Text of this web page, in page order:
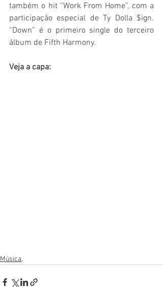
também o hit “Work From Home”, com a
participação especial de Ty Dolla $ign.
“Down” é o primeiro single do terceiro
álbum de Fifth Harmony.
Veja a capa:
Música,